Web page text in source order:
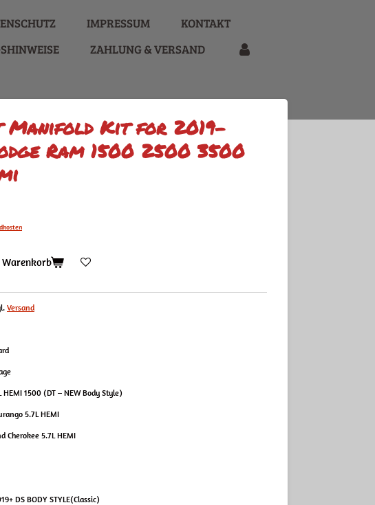
IMPRESSUM
KONTAKT
ZAHLUNG & VERSAND
Manifold Kit for 2019-
Ram 1500 2500 3500
Warenkorb
Versand
HEMI 1500 (DT – NEW Body Style)
5.7L HEMI
Cherokee 5.7L HEMI
DS BODY STYLE(Classic)